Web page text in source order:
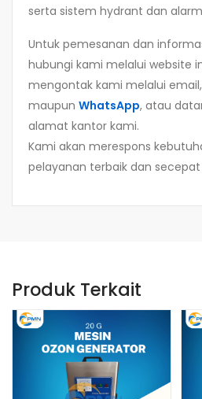
serta sistem hydrant dan
Untuk pemesanan dan
hubungi kami melalui website
mengontak kami melalui
maupun WhatsApp, atau
alamat kantor kami.
Kami akan merespons
pelayanan terbaik dan
Produk Terkait